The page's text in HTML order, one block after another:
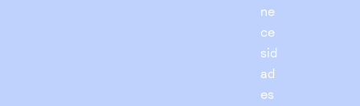
ne
ce
sid
ad
es